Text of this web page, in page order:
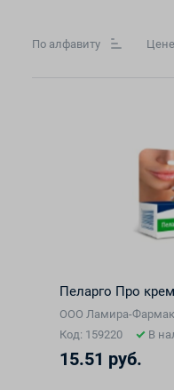
По алфавиту Цене
Пеларго Про
ООО Ламира-
Код: 159220
В
15.51 руб.